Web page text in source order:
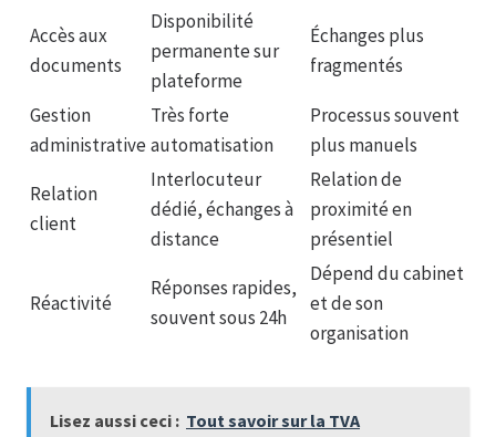
Accès aux
documents
Disponibilité
permanente sur
plateforme
Échanges plus
fragmentés
Gestion
administrative
Très forte
automatisation
Processus souvent
plus manuels
Relation
client
Interlocuteur
dédié, échanges à
distance
Relation de
proximité en
présentiel
Réactivité
Réponses rapides,
souvent sous 24h
Dépend du cabinet
et de son
organisation
Lisez aussi ceci : Tout savoir sur la TVA